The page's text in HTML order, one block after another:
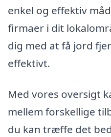
enkel og effektiv
firmaer i dit
dig med at få jord
effektivt.
Med vores oversigt
mellem forskellige
du kan træffe det